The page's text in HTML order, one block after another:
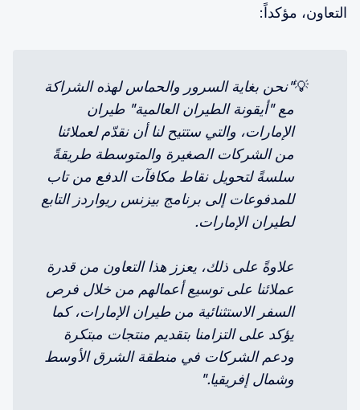
التعاون، مؤكداً:
💡
لطيران الإمارات.
وشمال إفريقيا."